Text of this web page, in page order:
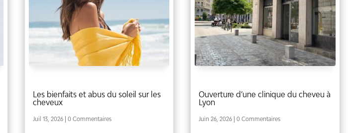
Les bienfaits et abus du soleil sur les
cheveux
Juil 13, 2026 | 0 Commentaires
Ouverture d’une clinique du cheveu à
Lyon
Juin 26, 2026 | 0 Commentaires